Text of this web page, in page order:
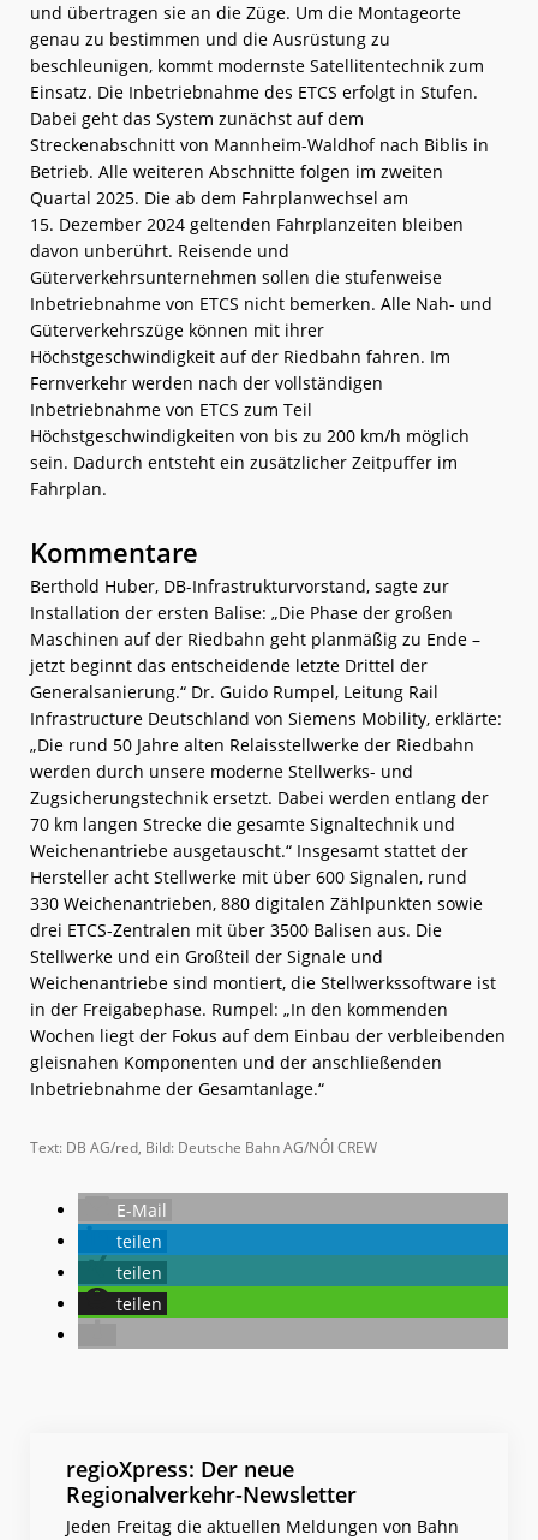
und übertragen sie an die Züge. Um die Montageorte
genau zu bestimmen und die Ausrüstung zu
beschleunigen, kommt modernste Satellitentechnik zum
Einsatz. Die Inbetriebnahme des ETCS erfolgt in Stufen.
Dabei geht das System zunächst auf dem
Streckenabschnitt von Mannheim-Waldhof nach Biblis in
Betrieb. Alle weiteren Abschnitte folgen im zweiten
Quartal 2025. Die ab dem Fahrplanwechsel am
15. Dezember 2024 geltenden Fahrplanzeiten bleiben
davon unberührt. Reisende und
Güterverkehrsunternehmen sollen die stufenweise
Inbetriebnahme von ETCS nicht bemerken. Alle Nah- und
Güterverkehrszüge können mit ihrer
Höchstgeschwindigkeit auf der Riedbahn fahren. Im
Fernverkehr werden nach der vollständigen
Inbetriebnahme von ETCS zum Teil
Höchstgeschwindigkeiten von bis zu 200 km/h möglich
sein. Dadurch entsteht ein zusätzlicher Zeitpuffer im
Fahrplan.
Kommentare
Berthold Huber, DB-Infrastrukturvorstand, sagte zur
Installation der ersten Balise: „Die Phase der großen
Maschinen auf der Riedbahn geht planmäßig zu Ende –
jetzt beginnt das entscheidende letzte Drittel der
Generalsanierung.“ Dr. Guido Rumpel, Leitung Rail
Infrastructure Deutschland von Siemens Mobility, erklärte:
„Die rund 50 Jahre alten Relaisstellwerke der Riedbahn
werden durch unsere moderne Stellwerks- und
Zugsicherungstechnik ersetzt. Dabei werden entlang der
70 km langen Strecke die gesamte Signaltechnik und
Weichenantriebe ausgetauscht.“ Insgesamt stattet der
Hersteller acht Stellwerke mit über 600 Signalen, rund
330 Weichenantrieben, 880 digitalen Zählpunkten sowie
drei ETCS-Zentralen mit über 3500 Balisen aus. Die
Stellwerke und ein Großteil der Signale und
Weichenantriebe sind montiert, die Stellwerkssoftware ist
in der Freigabephase. Rumpel: „In den kommenden
Wochen liegt der Fokus auf dem Einbau der verbleibenden
gleisnahen Komponenten und der anschließenden
Inbetriebnahme der Gesamtanlage.“
Text: DB AG/red, Bild: Deutsche Bahn AG/NÓI CREW
E-Mail
teilen
teilen
teilen
regioXpress: Der neue
Regionalverkehr-Newsletter
Jeden Freitag die aktuellen Meldungen von Bahn